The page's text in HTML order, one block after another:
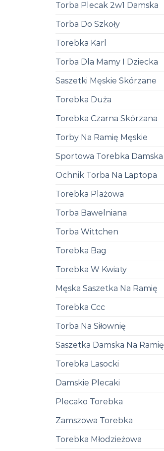
Torba Plecak 2w1 Damska
Torba Do Szkoły
Torebka Karl
Torba Dla Mamy I Dziecka
Saszetki Męskie Skórzane
Torebka Duża
Torebka Czarna Skórzana
Torby Na Ramię Męskie
Sportowa Torebka Damska
Ochnik Torba Na Laptopa
Torebka Plażowa
Torba Bawelniana
Torba Wittchen
Torebka Bag
Torebka W Kwiaty
Męska Saszetka Na Ramię
Torebka Ccc
Torba Na Siłownię
Saszetka Damska Na Ramię
Torebka Lasocki
Damskie Plecaki
Plecako Torebka
Zamszowa Torebka
Torebka Młodzieżowa